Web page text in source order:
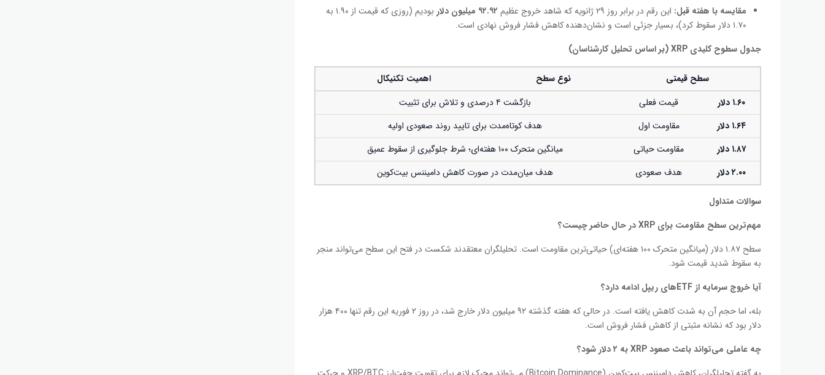
مقایسه با هفته قبل: این رقم در برابر روز ۲۹ ژانویه که شاهد خروج عظیم ۹۲.۹۲ میلیون دلار
بودیم (روزی که قیمت از ۱.۹۰ به
۱.۷۰ دلار سقوط کرد)، بسیار جزئی است و نشان‌دهنده کاهش فشار فروش نهادی است.
جدول سطوح کلیدی
)
سطح قیمتی نوع سطح
اهمیت تکنیکال
۱.۶۰ دلار قیمت فعلی
بازگشت ۴ درصدی و تلاش برای تثبیت
۱.۶۴ دلار مقاومت اول
هدف کوتاه‌مدت برای تایید روند صعودی اولیه
۱.۸۷ دلار مقاومت حیاتی
میانگین متحرک ۱۰۰ هفته‌ای؛ شرط جلوگیری از سقوط عمیق
۲.۰۰دلار هدف صعودی هدف میان‌مدت در صورت کاهش دامیننس بیت‌کوین
سوالات متداول
مهم‌ترین سطح مقاومت برای
سطح ۱.۸۷ دلار (میانگین متحرک ۱۰۰ هفته‌ای) حیاتی‌ترین مقاومت است. تحلیلگران معتقدند شکست در فتح این سطح می‌تواند منجر
به سقوط شدید قیمت شود.
آیا خروج سرمایه از
بله، اما حجم آن به شدت کاهش یافته است. در حالی که هفته گذشته ۹۲ میلیون دلار خارج شد، در روز ۲ فوریه این رقم تنها ۴۰۰ هزار
دلار بود که نشانه مثبتی از کاهش فشار فروش است.
چه عاملی می‌تواند باعث صعود
۲ دلار شود؟